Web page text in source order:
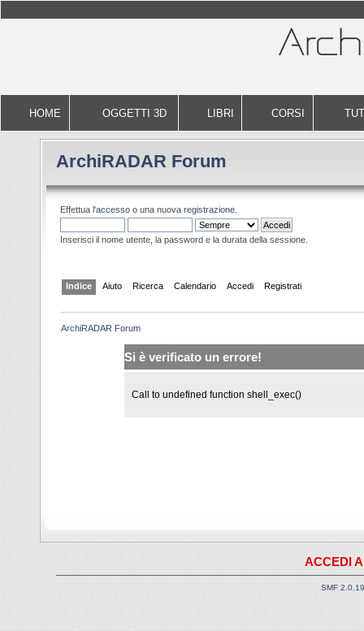
HOME OGGETTI 3D LIBRI CORSI
ArchiRADAR Forum
Effettua l'accesso o una nuova registrazione.
Inserisci il nome utente, la password e la durata della sessione.
Indice Aiuto Ricerca Calendario Accedi Registrati
ArchiRADAR Forum
Si è verificato un errore!
Call to undefined function shell_exec()
ACCEDI
SMF 2.0.19